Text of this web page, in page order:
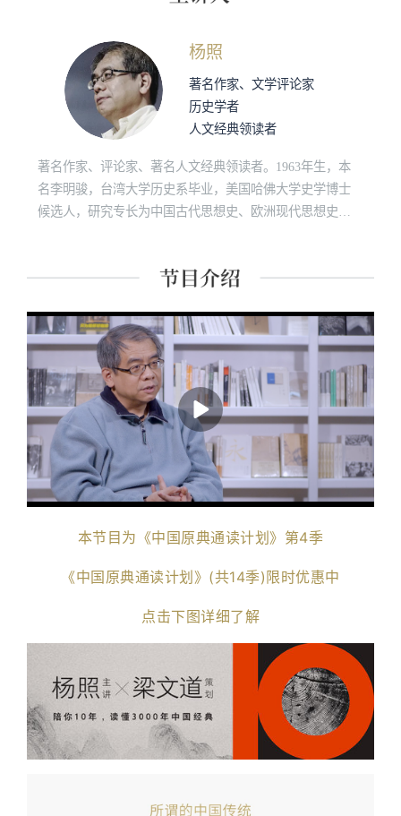
杨照
著名作家、文学评论家
历史学者
人文经典领读者
著名作家、评论家、著名人文经典领读者。1963年生，本
名李明骏，台湾大学历史系毕业，美国哈佛大学史学博士
候选人，研究专长为中国古代思想史、欧洲现代思想史、
《故事照亮未来》《想乐：聆听音符背后的美丽心灵》
本节目为《中国原典通读计划》第4季
《中国原典通读计划》(共14季)限时优惠中
点击下图详细了解